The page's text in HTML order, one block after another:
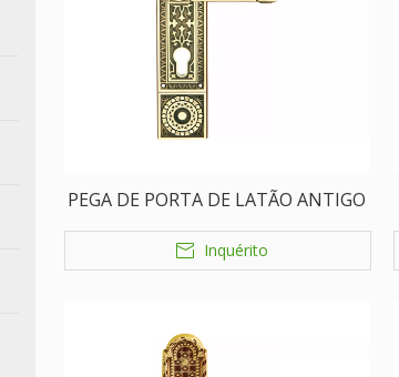
PEGA DE PORTA DE LATÃO ANTIGO
Inquérito